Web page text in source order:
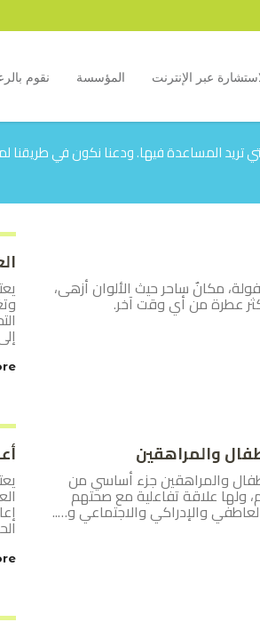
عبر الإنترنت المؤسسة نقوم
تريد المساعدة فيها. ودعنا نكون في طريقنا
مكانٌ ساحر حيث الألوان أزهى،
عطرة من أي وقت آخر.
والمراهقين
والمراهقين جزء أساسي من
ولها علاقة تفاعلية مع صحتهم
والإدراكي والاجتماعي و…..